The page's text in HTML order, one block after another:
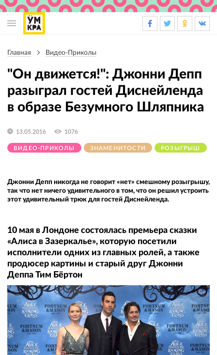
навигация
навигации
Главная Видео-Приколы
"Он движется!": Джонни Депп
разыграл гостей Диснейленда
в образе Безумного Шляпника
ВИДЕО-ПРИКОЛЫ ЗНАМЕНИТОСТИ РОЗЫГРЫШ
13.05.2016 1076
Джонни Депп никогда не говорит «нет» смешному розыгрышу,
так что нет ничего удивительного в том, что он решил устроить
этот удивительный трюк для гостей Диснейленда.
10 мая в Лондоне состоялась премьера сказки
«Алиса в Зазеркалье», которую посетили
исполнители одних из главных ролей, а также
продюсер картины и старый друг Джонни
Деппа Тим Бёртон